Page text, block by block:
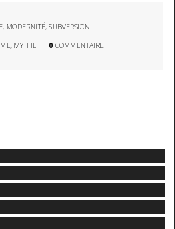
, MODERNITÉ,SUBVERSION
, MYTHE 0 COMMENTAIRE